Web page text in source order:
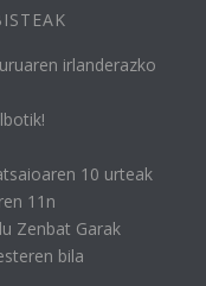
irlanderazko
10 urteak
11n
Zenbat Garak
bila